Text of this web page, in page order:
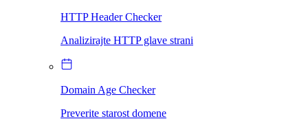
HTTP Header Checker
Analizirajte HTTP glave strani
Domain Age Checker
Preverite starost domene